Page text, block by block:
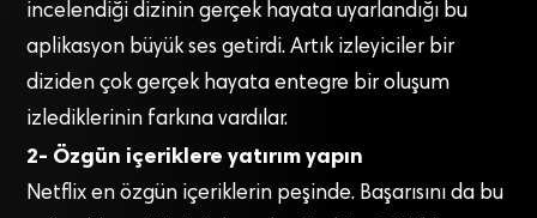
incelendiği dizinin gerçek hayata uyarlandığı bu
aplikasyon büyük ses getirdi. Artık izleyiciler bir
diziden çok gerçek hayata entegre bir oluşum
izlediklerinin farkına vardılar.
2- Özgün içeriklere yatırım yapın
Netflix en özgün içeriklerin peşinde. Başarısını da bu